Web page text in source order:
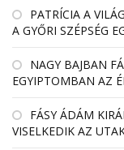
PATRÍCIA A
A GYŐRI SZÉPSÉG
NAGY BAJBAN
EGYIPTOMBAN AZ
FÁSY ÁDÁM
VISELKEDIK AZ